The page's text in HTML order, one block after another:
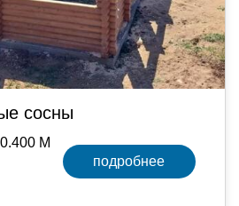
сосны
М
подробнее